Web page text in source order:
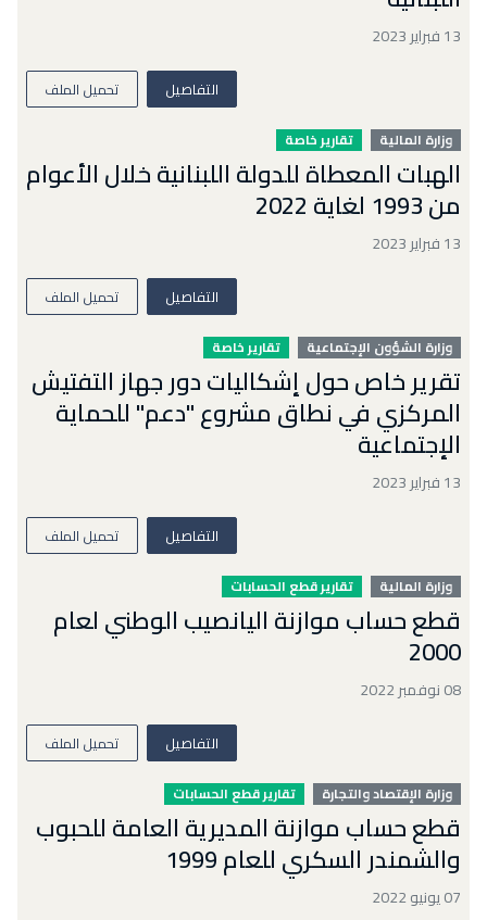
13 فبراير 2023
التفاصيل تحميل الملف
وزارة المالية تقارير خاصة
الهبات المعطاة للدولة اللبنانية خلال الأعوام
من 1993 لغاية 2022
13 فبراير 2023
التفاصيل تحميل الملف
وزارة الشؤون الإجتماعية تقارير خاصة
تقرير خاص حول إشكاليات دور جهاز التفتيش
المركزي في نطاق مشروع "دعم" للحماية
الإجتماعية
13 فبراير 2023
التفاصيل تحميل الملف
وزارة المالية تقارير قطع الحسابات
قطع حساب موازنة اليانصيب الوطني لعام
2000
08 نوفمبر 2022
التفاصيل تحميل الملف
وزارة الإقتصاد والتجارة تقارير قطع الحسابات
قطع حساب موازنة المديرية العامة للحبوب
والشمندر السكري للعام 1999
07 يونيو 2022